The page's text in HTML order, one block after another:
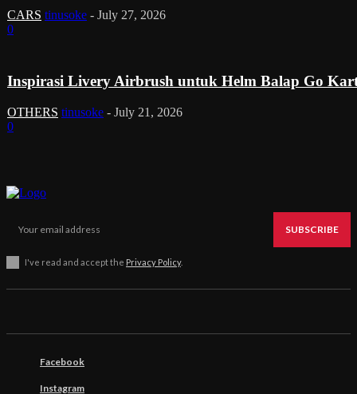
CARS tinusoke - July 27, 2026
0
Inspirasi Livery Airbrush untuk Helm Balap Go
OTHERS tinusoke - July 21, 2026
0
SUBSCRIBE
I've read and accept the Privacy Policy.
Facebook
Instagram